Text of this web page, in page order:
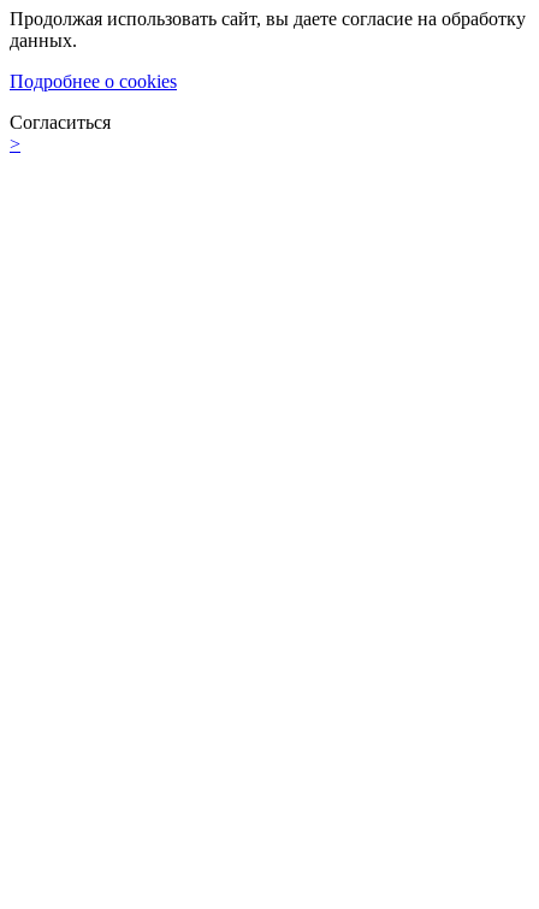
Продолжая использовать сайт, вы даете согласие на обработку
данных.
Подробнее о cookies
Согласиться
>